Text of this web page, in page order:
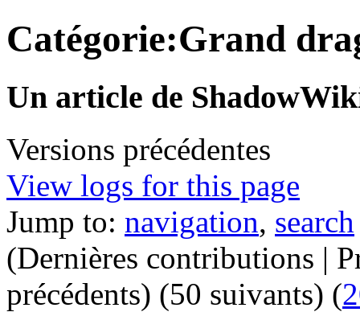
Catégorie:Grand
Un article de
Versions précédentes
View logs for this page
Jump to: navigation, search
(Dernières contributions |
précédents) (50 suivants) (